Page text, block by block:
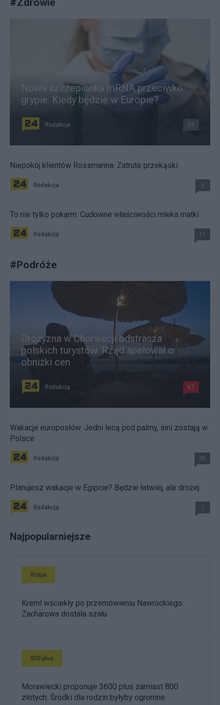
Nowa szczepionka mRNA przeciwko
grypie. Kiedy będzie w Europie?
Redakcja 33
Niepokój klientów Rossmanna. Zatrute przekąski
Redakcja 5
To nie tylko pokarm. Cudowne właściwości mleka matki
Redakcja 11
#Podróże
Drożyzna w Chorwacji odstrasza
polskich turystów. Rząd apelował o
obniżki cen
Redakcja 67
Wakacje europosłów. Jedni lecą pod palmy, inni zostają w
Polsce
Redakcja 35
Planujesz wakacje w Egipcie? Będzie łatwiej, ale drożej
Redakcja 1
Najpopularniejsze
Rosja
Kreml wściekły po przemówieniu Nawrockiego.
Zacharowa dostała szału
800 plus
Morawiecki proponuje 3600 plus zamiast 800
złotych. Środki dla rodzin byłyby ogromne